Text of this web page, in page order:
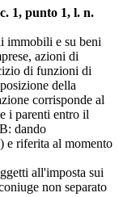
1, punto 1, l. n.
immobili e su beni
azioni di
di funzioni di
della
corrisponde al
i parenti entro il
dando
e riferita al momento
all'imposta sui
non separato